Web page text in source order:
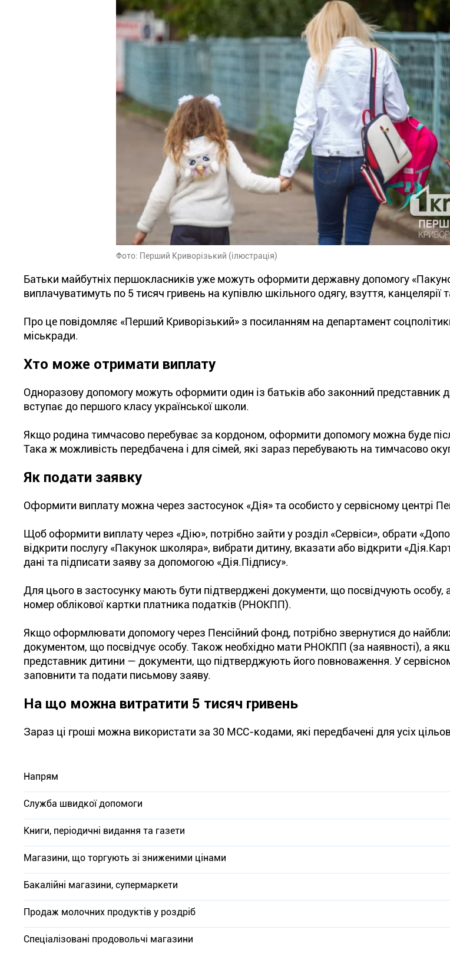
Фото: Перший Криворізький (ілюстрація)
Батьки майбутніх першокласників уже можуть оформити державну допомогу
виплачуватимуть по 5 тисяч гривень на купівлю шкільного одягу, взуття, канцелярії
Про це повідомляє «Перший Криворізький» з посиланням на департамент
міськради.
Хто може отримати виплату
Одноразову допомогу можуть оформити один із батьків або законний представник
вступає до першого класу української школи.
Якщо родина тимчасово перебуває за кордоном, оформити допомогу можна буде
Така ж можливість передбачена і для сімей, які зараз перебувають на тимчасово
Як подати заявку
Оформити виплату можна через застосунок «Дія» та особисто у сервісному центрі
Щоб оформити виплату через «Дію», потрібно зайти у розділ «Сервіси», обрати
відкрити послугу «Пакунок школяра», вибрати дитину, вказати або відкрити
дані та підписати заяву за допомогою «Дія.Підпису».
Для цього в застосунку мають бути підтверджені документи, що посвідчують особу,
номер облікової картки платника податків (РНОКПП).
Якщо оформлювати допомогу через Пенсійний фонд, потрібно звернутися до
документом, що посвідчує особу. Також необхідно мати РНОКПП (за наявності), а
представник дитини — документи, що підтверджують його повноваження. У
заповнити та подати письмову заяву.
На що можна витратити 5 тисяч гривень
Зараз ці гроші можна використати за 30 МСС-кодами, які передбачені для усіх
Напрям
Служба швидкої допомоги
Книги, періодичні видання та газети
Магазини, що торгують зі зниженими цінами
Бакалійні магазини, супермаркети
Продаж молочних продуктів у роздріб
Спеціалізовані продовольчі магазини